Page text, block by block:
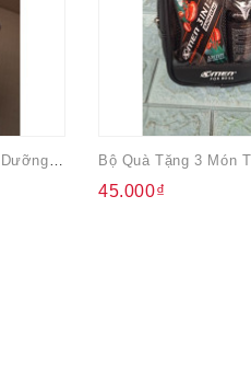
Bộ Quà Tặng 3 Món
45.000₫